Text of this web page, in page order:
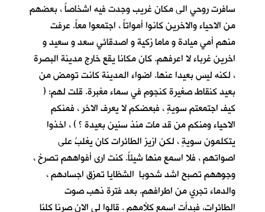
سافرت روحي الى مكان غريب وجدت فيه اشخاصاً ، بعضهم
من الاحياء والاخرين كانوا أمواتاً ، اجتمعوا معاً. عرفت
منهم أمي ميادة و ماما زكية و اصدقائي سعد و سعيد و
اخرين غرباء لا اعرفهم. كان مكانا يقع خارج مدينة البصرة
، لكنه ليس بعيدا عنها. اضواء المدينة كانت تومض من
بعيد كنقاط صغيرة كنجوم في سماء مغبرة. قلت لهم: (
كيف اجتمعتم سويةٍ ، فبعضكم لا يعرف الاخر ، فمنكم
الاحياء ومنكم من قد مات منذ سنين بعيدة ؟ ) ، اخذوا
يتكلمون سويةٍ ، لكن ازيز الطائرات كان يغلبُ على
اصواتهم ، فلا اسمع منها شيئاً. كنت ارى أفواههم تصرخ ،
وجوههم تصبح اشد شحوبا الشظايا تمزق اجسادهم ،
والدماء تجري من اطرافهم. بعد فترة ذهب صوت
الطائرات، فبدأت اسمع كلأمهم . قالوا لي الان صرنا كلنا